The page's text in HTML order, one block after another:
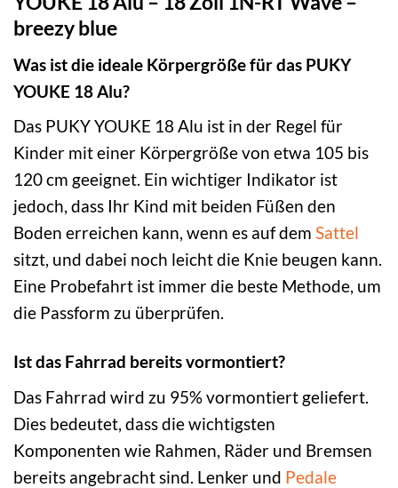
breezy blue
Was ist die ideale Körpergröße für das PUKY
YOUKE 18 Alu?
Das PUKY YOUKE 18 Alu ist in der Regel für
Kinder mit einer Körpergröße von etwa 105 bis
120 cm geeignet. Ein wichtiger Indikator ist
jedoch, dass Ihr Kind mit beiden Füßen den
Boden erreichen kann, wenn es auf dem Sattel
sitzt, und dabei noch leicht die Knie beugen kann.
Eine Probefahrt ist immer die beste Methode, um
die Passform zu überprüfen.
Ist das Fahrrad bereits vormontiert?
Das Fahrrad wird zu 95% vormontiert geliefert.
Dies bedeutet, dass die wichtigsten
Komponenten wie Rahmen, Räder und Bremsen
bereits angebracht sind. Lenker und Pedale